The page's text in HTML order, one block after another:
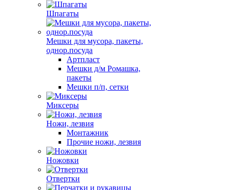
Шпагаты
Мешки для мусора, пакеты,
однор.посуда
Артпласт
Мешки д/м Ромашка,
пакеты
Мешки п/п, сетки
Миксеры
Ножи, лезвия
Монтажник
Прочие ножи, лезвия
Ножовки
Отвертки